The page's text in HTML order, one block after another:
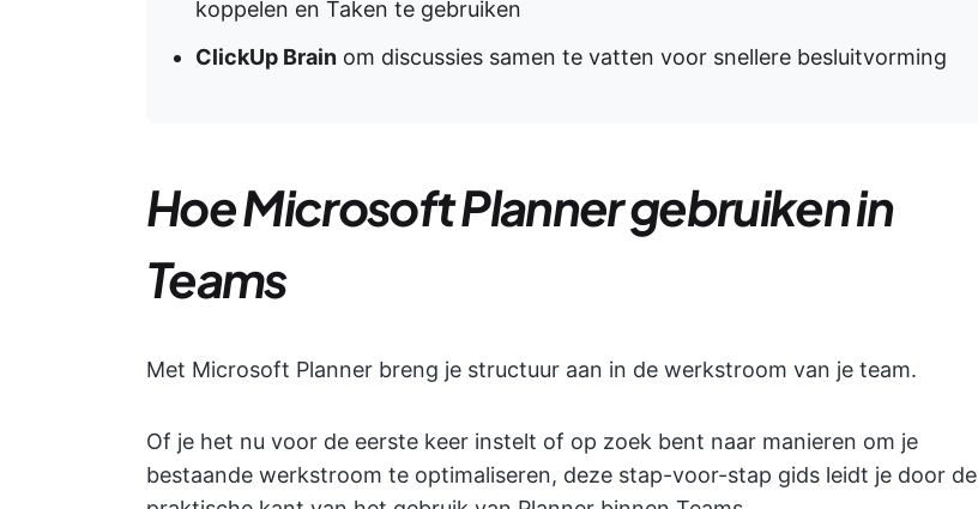
koppelen en Taken te gebruiken
ClickUp Brain om discussies samen te vatten voor snellere besluitvorming
Hoe Microsoft Planner gebruiken in
Teams
Met Microsoft Planner breng je structuur aan in de werkstroom van je team.
Of je het nu voor de eerste keer instelt of op zoek bent naar manieren om je
bestaande werkstroom te optimaliseren, deze stap-voor-stap gids leidt je door de